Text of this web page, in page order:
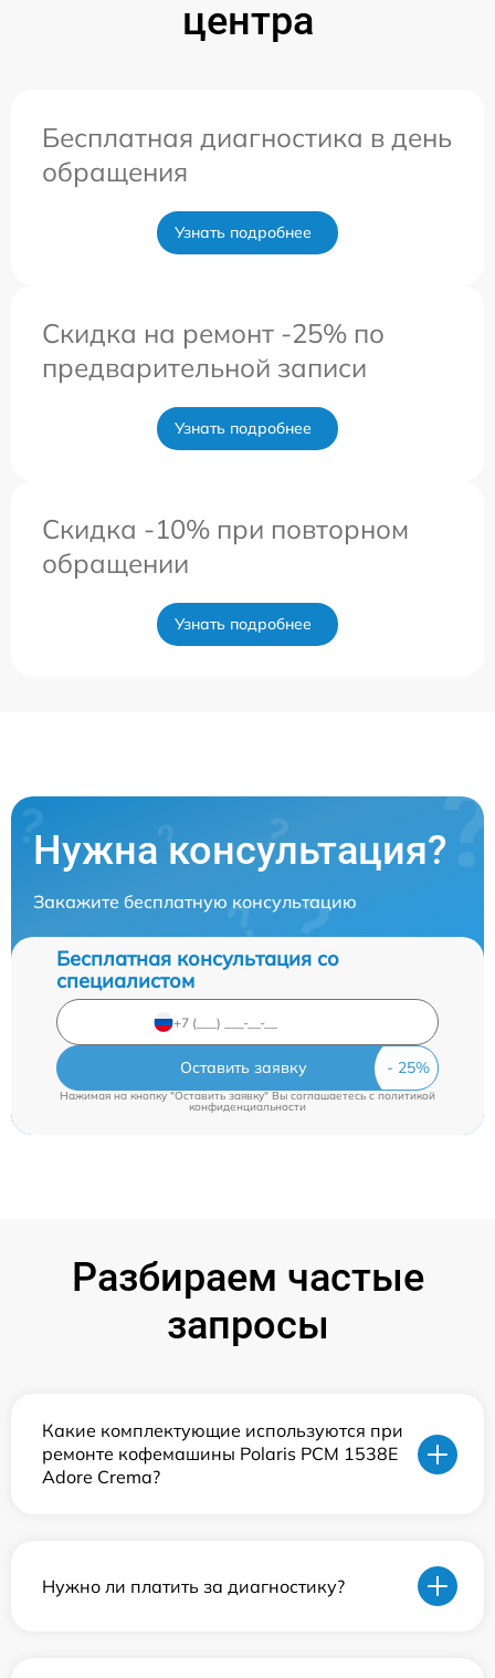
центра
Бесплатная диагностика в день
обращения
Узнать подробнее
Скидка на ремонт -25% по
предварительной записи
Узнать подробнее
Скидка -10% при повторном
обращении
Узнать подробнее
Нужна консультация?
Закажите бесплатную консультацию
Бесплатная консультация со
специалистом
Оставить заявку
Нажимая на кнопку "Оставить заявку" Вы соглашаетесь cполитикой
конфиденциальности
Разбираем частые
запросы
Какие комплектующие используются при
ремонте кофемашины Polaris PCM 1538E
Adore Crema?
Нужно ли платить за диагностику?